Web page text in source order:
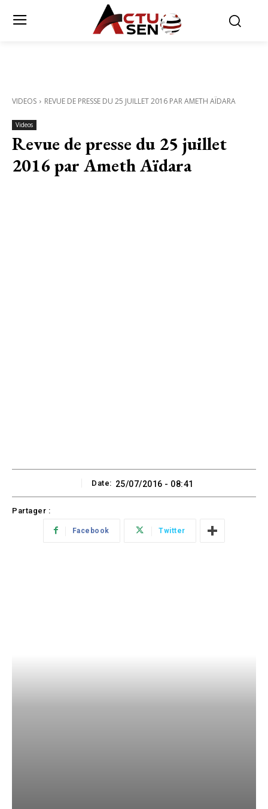
VIDEOS REVUE DE PRESSE DU 25 JUILLET 2016 PAR AMETH AÏDARA
Videos
Revue de presse du 25 juillet
2016 par Ameth Aïdara
Date: 25/07/2016 - 08:41
Partager :
Facebook Twitter